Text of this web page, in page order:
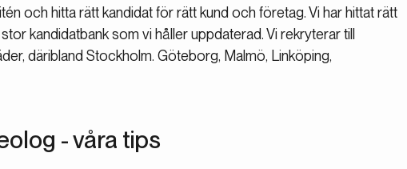
och hitta rätt kandidat för rätt kund och företag. Vi har hittat rätt
kandidatbank som vi håller uppdaterad. Vi rekryterar till
däribland Stockholm. Göteborg, Malmö, Linköping,
- våra tips